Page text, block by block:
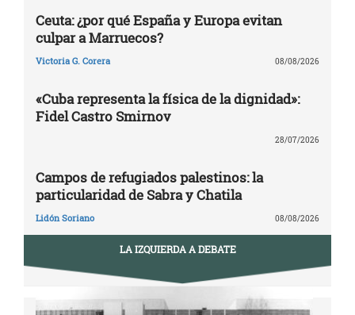
Ceuta: ¿por qué España y Europa evitan
culpar a Marruecos?
Victoria G. Corera 08/08/2026
«Cuba representa la física de la dignidad»:
Fidel Castro Smirnov
28/07/2026
Campos de refugiados palestinos: la
particularidad de Sabra y Chatila
Lidón Soriano 08/08/2026
LA IZQUIERDA A DEBATE